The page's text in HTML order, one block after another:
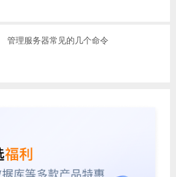
管理服务器常见的几个命令